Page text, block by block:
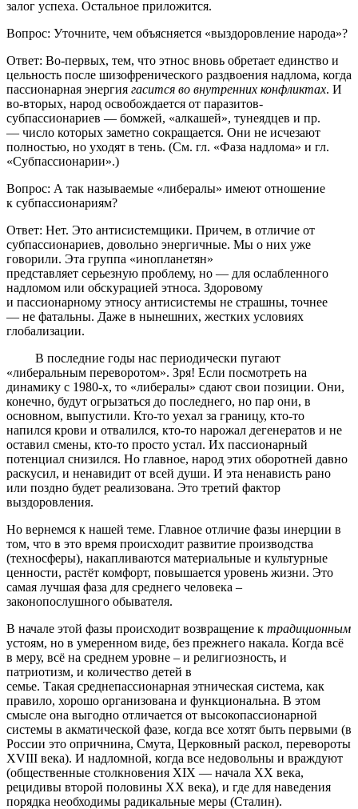
залог успеха. Остальное приложится.
Вопрос: Уточните, чем объясняется «выздоровление народа»?
Ответ: Во-первых, тем, что этнос вновь обретает единство и
цельность после шизофренического раздвоения надлома, когда
пассионарная энергия гасится во внутренних конфликтах. И
во-вторых, народ освобождается от паразитов-
субпассионариев — бомжей, «алкашей», тунеядцев и пр.
— число которых заметно сокращается. Они не исчезают
полностью, но уходят в тень. (См. гл. «Фаза надлома» и гл.
«Субпассионарии».)
Вопрос: А так называемые «либералы» имеют отношение
к субпассионариям?
Ответ: Нет. Это антисистемщики. Причем, в отличие от
субпассионариев, довольно энергичные. Мы о них уже
говорили. Эта группа «инопланетян»
представляет серьезную проблему, но — для ослабленного
надломом или обскурацией этноса. Здоровому
и пассионарному этносу антисистемы не страшны, точнее
— не фатальны. Даже в нынешних, жестких условиях
глобализации.
В последние годы нас периодически пугают
«либеральным переворотом». Зря! Если посмотреть на
динамику с 1980-х, то «либералы» сдают свои позиции. Они,
конечно, будут огрызаться до последнего, но пар они, в
основном, выпустили. Кто-то уехал за границу, кто-то
напился крови и отвалился, кто-то нарожал дегенератов и не
оставил смены, кто-то просто устал. Их пассионарный
потенциал снизился. Но главное, народ этих оборотней давно
раскусил, и ненавидит от всей души. И эта ненависть рано
или поздно будет реализована. Это третий фактор
выздоровления.
Но вернемся к нашей теме. Главное отличие фазы инерции в
том, что в это время происходит развитие производства
(техносферы), накапливаются материальные и культурные
ценности, растёт комфорт, повышается уровень жизни. Это
самая лучшая фаза для среднего человека –
законопослушного обывателя.
В начале этой фазы происходит возвращение к традиционным
устоям, но в умеренном виде, без прежнего накала. Когда всё
в меру, всё на среднем уровне – и религиозность, и
патриотизм, и количество детей в
семье. Такая среднепассионарная этническая система, как
правило, хорошо организована и функциональна. В этом
смысле она выгодно отличается от высокопассионарной
системы в акматической фазе, когда все хотят быть первыми (в
России это опричнина, Смута, Церковный раскол, перевороты
XVIII века). И надломной, когда все недовольны и враждуют
(общественные столкновения XIX — начала XX века,
рецидивы второй половины XX века), и где для наведения
порядка необходимы радикальные меры (Сталин).